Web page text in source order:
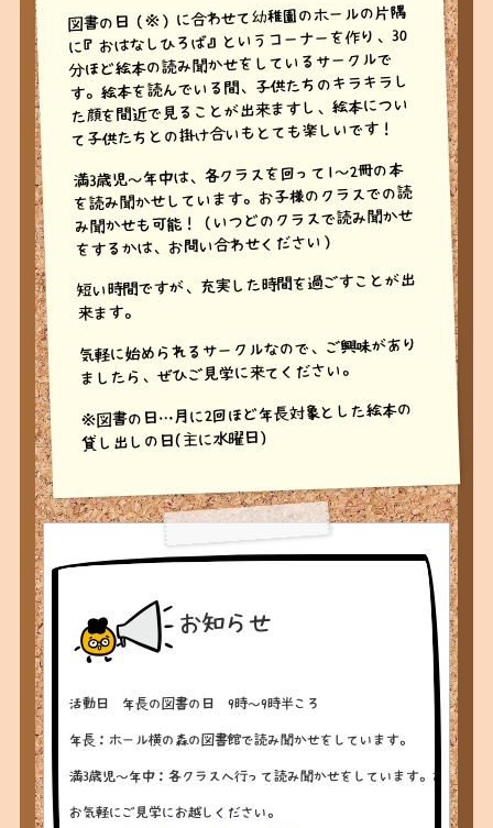
図書の日（※）に合わせて幼稚園のホールの片隅
に『おはなしひろば』というコーナーを作り、30
分ほど絵本の読み聞かせをしているサークルで
す。絵本を読んでいる間、子供たちのキラキラし
た顔を間近で見ることが出来ますし、絵本につい
て子供たちとの掛け合いもとても楽しいです！
満3歳児～年中は、各クラスを回って1～2冊の本
を読み聞かせしています。お子様のクラスでの読
み聞かせも可能！（いつどのクラスで読み聞かせ
をするかは、お問い合わせください）
短い時間ですが、充実した時間を過ごすことが出
来ます。
気軽に始められるサークルなので、ご興味があり
ましたら、ぜひご見学に来てください。
※図書の日…月に2回ほど年長対象とした絵本の
貸し出しの日(主に水曜日)
お知らせ
活動日　年長の図書の日　9時～9時半ころ
年長：ホール横の森の図書館で読み聞かせをしています。
満3歳児～年中：各クラスへ行って読み聞かせをしています。お子様の
お気軽にご見学にお越しください。